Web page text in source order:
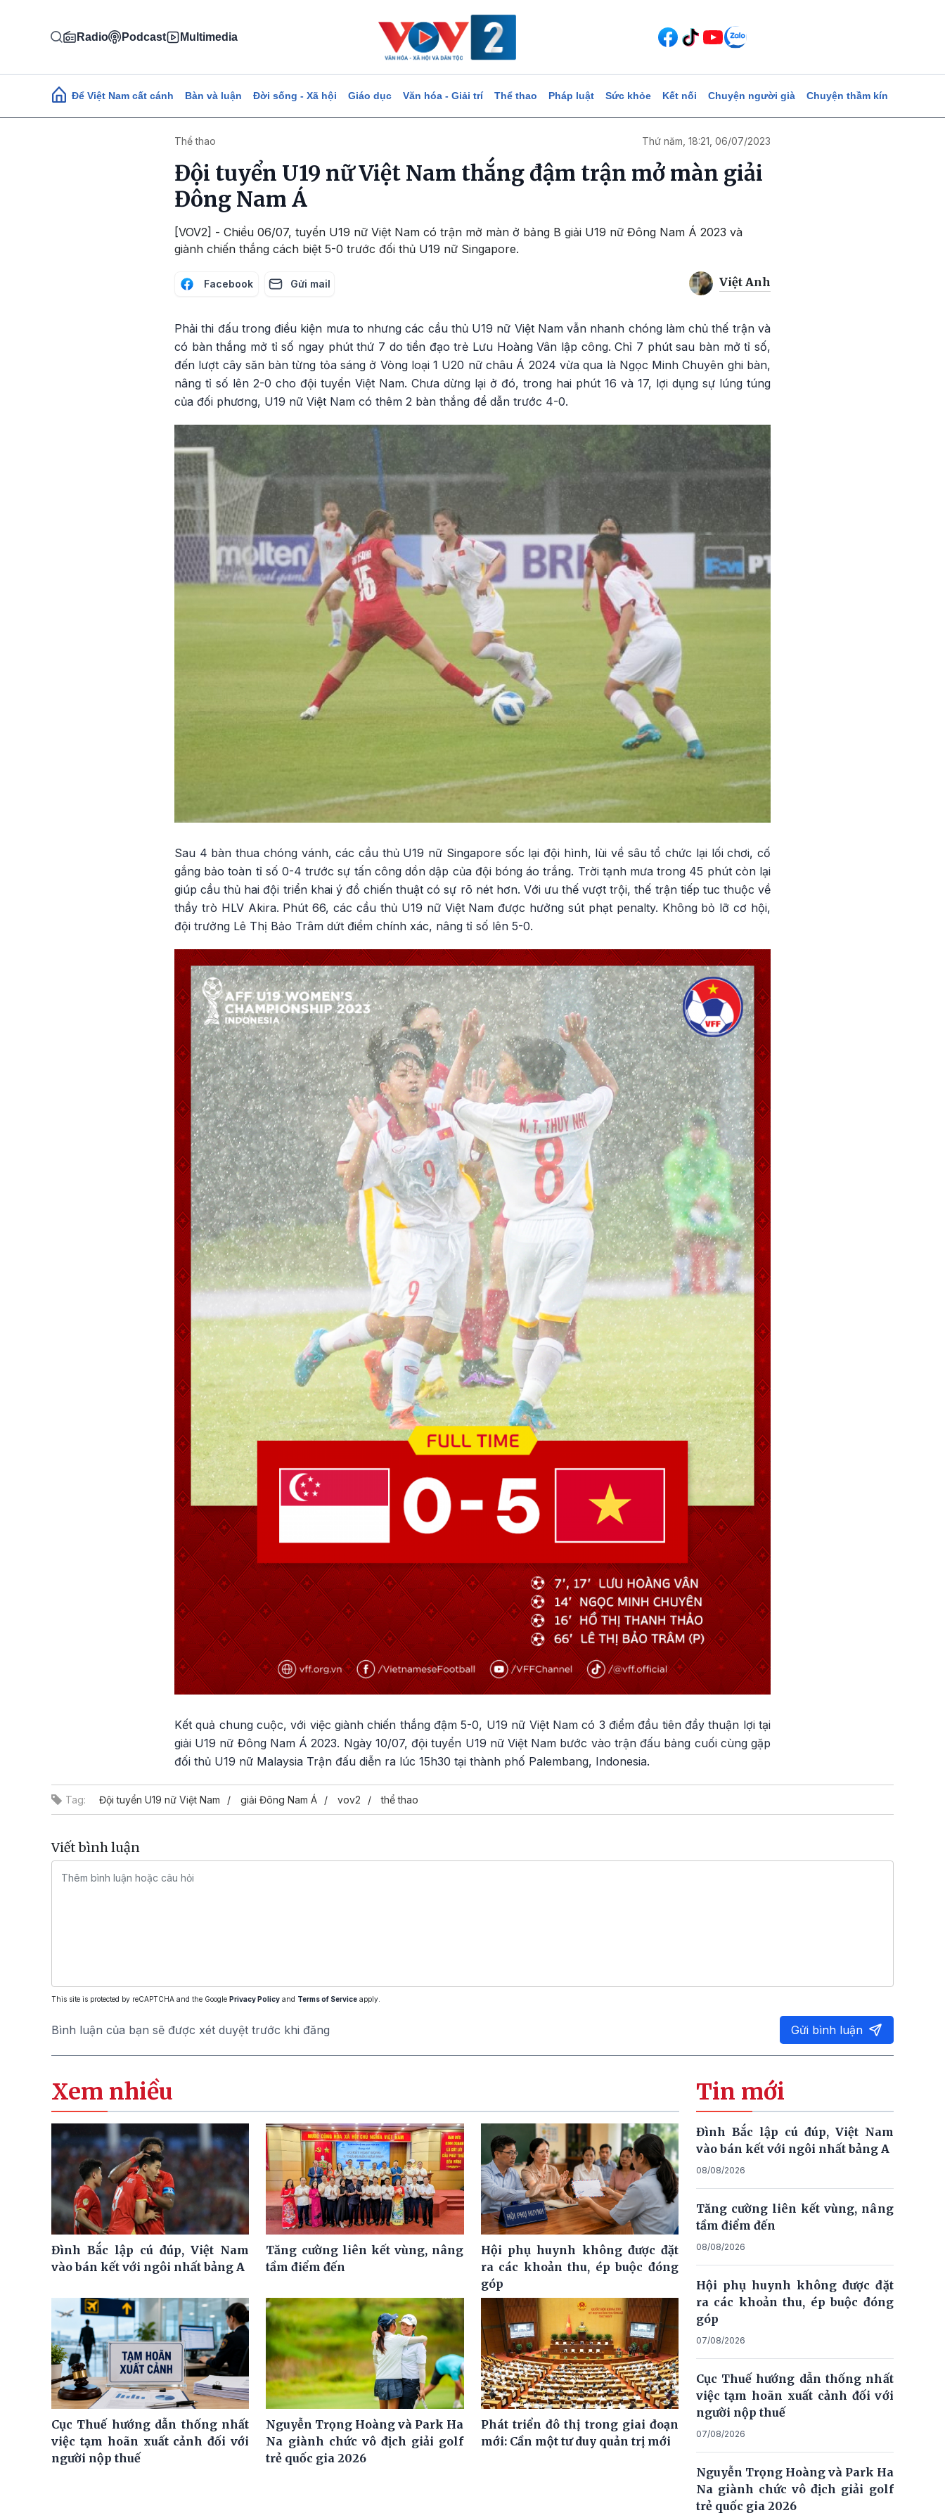
Radio Podcast Multimedia
Main navigation
Để Việt Nam cất cánh Bàn và luận Đời sống - Xã hội Giáo dục Văn hóa - Giải trí Thể thao Pháp luật Sức khỏe Kết nối Chuyện người già Chuyện thầm kín
Thể thao Thứ năm, 18:21, 06/07/2023
Đội tuyển U19 nữ Việt Nam thắng đậm trận mở màn giải
Đông Nam Á
[VOV2] - Chiều 06/07, tuyển U19 nữ Việt Nam có trận mở màn ở bảng B giải U19 nữ Đông Nam Á 2023 và
giành chiến thắng cách biệt 5-0 trước đối thủ U19 nữ Singapore.
Facebook Gửi mail Việt Anh
Phải thi đấu trong điều kiện mưa to nhưng các cầu thủ U19 nữ Việt Nam vẫn nhanh chóng làm chủ thế trận và
có bàn thắng mở tỉ số ngay phút thứ 7 do tiền đạo trẻ Lưu Hoàng Vân lập công. Chỉ 7 phút sau bàn mở tỉ số,
đến lượt cây săn bàn từng tỏa sáng ở Vòng loại 1 U20 nữ châu Á 2024 vừa qua là Ngọc Minh Chuyên ghi bàn,
nâng tỉ số lên 2-0 cho đội tuyển Việt Nam. Chưa dừng lại ở đó, trong hai phút 16 và 17, lợi dụng sự lúng túng
của đối phương, U19 nữ Việt Nam có thêm 2 bàn thắng để dẫn trước 4-0.
Sau 4 bàn thua chóng vánh, các cầu thủ U19 nữ Singapore sốc lại đội hình, lùi về sâu tổ chức lại lối chơi, cố
gắng bảo toàn tỉ số 0-4 trước sự tấn công dồn dập của đội bóng áo trắng. Trời tạnh mưa trong 45 phút còn lại
giúp cầu thủ hai đội triển khai ý đồ chiến thuật có sự rõ nét hơn. Với ưu thế vượt trội, thế trận tiếp tuc thuộc về
thầy trò HLV Akira. Phút 66, các cầu thủ U19 nữ Việt Nam được hưởng sút phạt penalty. Không bỏ lỡ cơ hội,
đội trưởng Lê Thị Bảo Trâm dứt điểm chính xác, nâng tỉ số lên 5-0.
Kết quả chung cuộc, với việc giành chiến thắng đậm 5-0, U19 nữ Việt Nam có 3 điểm đầu tiên đầy thuận lợi tại
giải U19 nữ Đông Nam Á 2023. Ngày 10/07, đội tuyển U19 nữ Việt Nam bước vào trận đấu bảng cuối cùng gặp
đối thủ U19 nữ Malaysia Trận đấu diễn ra lúc 15h30 tại thành phố Palembang, Indonesia.
Tag: Đội tuyển U19 nữ Việt Nam giải Đông Nam Á vov2 thể thao
Viết bình luận
This site is protected by reCAPTCHA and the Google Privacy Policy and Terms of Service apply.
Bình luận của bạn sẽ được xét duyệt trước khi đăng Gửi bình luận
Xem nhiều
Đình Bắc lập cú đúp, Việt Nam
vào bán kết với ngôi nhất bảng A
Tăng cường liên kết vùng, nâng
tầm điểm đến
Hội phụ huynh không được đặt
ra các khoản thu, ép buộc đóng
góp
Cục Thuế hướng dẫn thống nhất
việc tạm hoãn xuất cảnh đối với
người nộp thuế
Nguyễn Trọng Hoàng và Park Ha
Na giành chức vô địch giải golf
trẻ quốc gia 2026
Phát triển đô thị trong giai đoạn
mới: Cần một tư duy quản trị mới
Tin mới
Đình Bắc lập cú đúp, Việt Nam
vào bán kết với ngôi nhất bảng A
08/08/2026
Tăng cường liên kết vùng, nâng
tầm điểm đến
08/08/2026
Hội phụ huynh không được đặt
ra các khoản thu, ép buộc đóng
góp
07/08/2026
Cục Thuế hướng dẫn thống nhất
việc tạm hoãn xuất cảnh đối với
người nộp thuế
07/08/2026
Nguyễn Trọng Hoàng và Park Ha
Na giành chức vô địch giải golf
trẻ quốc gia 2026